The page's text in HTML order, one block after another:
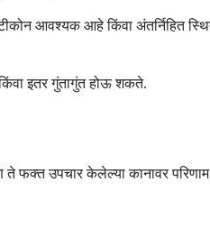
आवश्यक आहे किंवा अंतर्निहित
इतर गुंतागुंत होऊ शकते.
फक्त उपचार केलेल्या कानावर